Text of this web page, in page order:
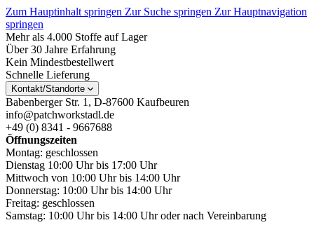
Zum Hauptinhalt springen Zur Suche springen Zur Hauptnavigation
springen
Mehr als 4.000 Stoffe auf Lager
Über 30 Jahre Erfahrung
Kein Mindestbestellwert
Schnelle Lieferung
Kontakt/Standorte
Babenberger Str. 1, D-87600 Kaufbeuren
info@patchworkstadl.de
+49 (0) 8341 - 9667688
Öffnungszeiten
Montag: geschlossen
Dienstag 10:00 Uhr bis 17:00 Uhr
Mittwoch von 10:00 Uhr bis 14:00 Uhr
Donnerstag: 10:00 Uhr bis 14:00 Uhr
Freitag: geschlossen
Samstag: 10:00 Uhr bis 14:00 Uhr oder nach Vereinbarung